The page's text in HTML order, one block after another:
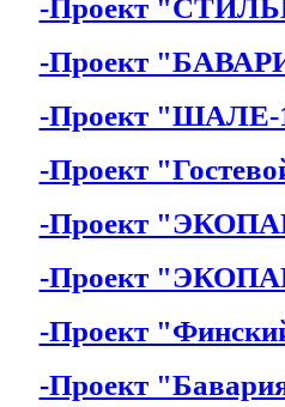
-Проект
-Проект
-Проект "ШАЛЕ-
-Проект
-Проект
-Проект
-Проект
-Проект